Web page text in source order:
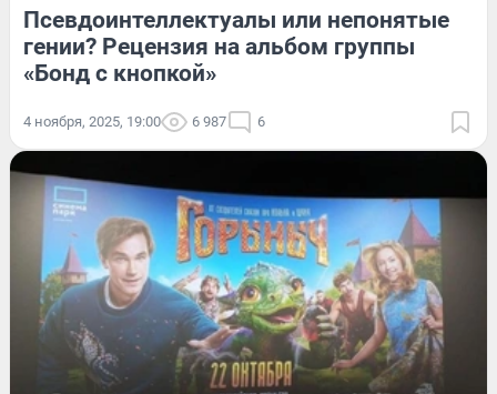
Псевдоинтеллектуалы или непонятые
гении? Рецензия на альбом группы
«Бонд с кнопкой»
4 ноября, 2025, 19:00 6 987 6